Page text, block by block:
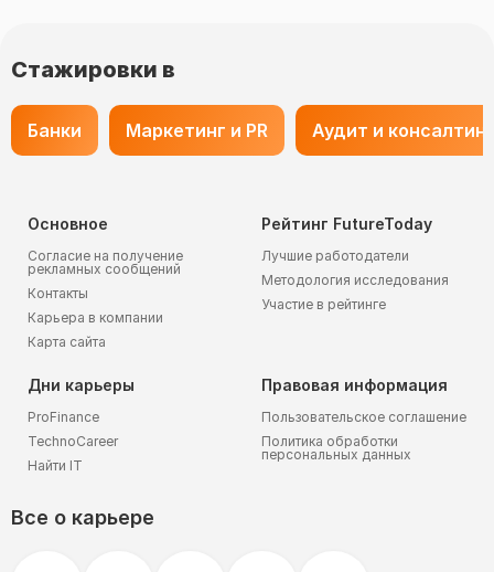
Стажировки в
Банки Маркетинг и PR Аудит и консалтинг
Все о карьере
Основное
Согласие на получение
рекламных сообщений
Контакты
Карьера в компании
Карта сайта
Рейтинг FutureToday
Лучшие работодатели
Методология исследования
Участие в рейтинге
Дни карьеры
ProFinance
TechnoCareer
Найти IT
Правовая информация
Пользовательское соглашение
Политика обработки
персональных данных